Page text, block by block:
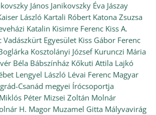
János Janikovszky Éva Jászay
László Kartali Róbert Katona Zsuzsa
Katalin Kisimre Ferenc Kiss A.
Vadászkürt Egyesület Kiss Gábor Ferenc
Kosztolányi József Kurunczi Mária
Béla Bábszínház Kőkuti Attila Lajkó
Lengyel László Lévai Ferenc Magyar
Csanád megyei Írócsoportja
Miklós Péter Mizsei Zoltán Molnár
H. Magor Muzamel Gitta Mályvavirág